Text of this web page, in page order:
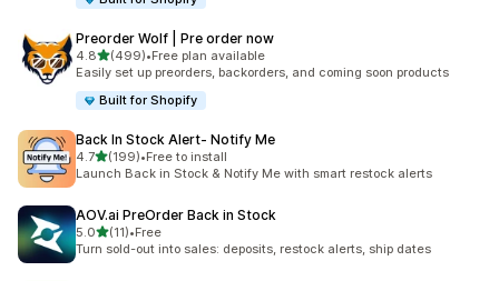
Preorder Wolf | Pre order now
4.8별 5개 중
(499)
총 리뷰 499개
•Free plan available
Easily set up preorders, backorders, and coming soon products
Built for Shopify
Back In Stock Alert‑ Notify Me
4.7별 5개 중
(199)
총 리뷰 199개
•Free to install
Launch Back in Stock & Notify Me with smart restock alerts
AOV.ai PreOrder Back in Stock
5.0별 5개 중
(11)
총 리뷰 11개
•Free
Turn sold-out into sales: deposits, restock alerts, ship dates